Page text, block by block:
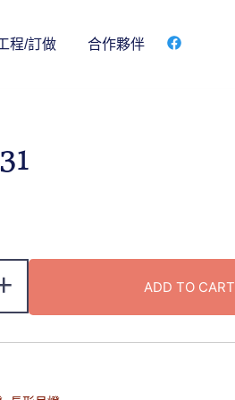
程/訂做 合作夥伴
ADD TO CART